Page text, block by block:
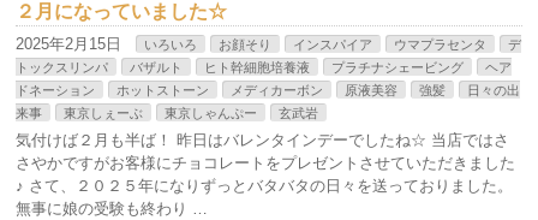
２月になっていました☆
2025年2月15日 いろいろ お顔そり インスパイア ウマプラセンタ
デ
トックスリンパ
バザルト ヒト幹細胞培養液 プラチナシェービング
ヘア
ドネーション
ホットストーン メディカーボン 原液美容 強髪
日々の出
来事
東京しぇーぶ 東京しゃんぷー 玄武岩
気付けば２月も半ば！ 昨日はバレンタインデーでしたね☆ 当店ではさ
さやかですがお客様にチョコレートをプレゼントさせていただきました
♪ さて、２０２５年になりずっとバタバタの日々を送っておりました。
無事に娘の受験も終わり …